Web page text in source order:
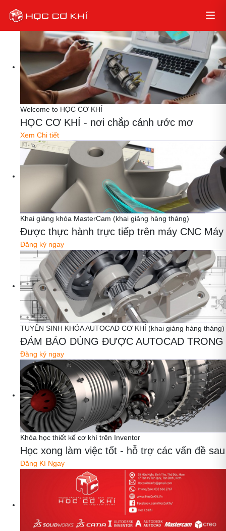
Welcome to HỌC CƠ KHÍ
HỌC CƠ KHÍ - nơi chắp cánh ước mơ
Xem Chi tiết
Khai giảng khóa MasterCam (khai giảng hàng tháng)
Được thực hành trực tiếp trên máy CNC
Đăng ký ngay
TUYỂN SINH KHÓA AUTOCAD CƠ KHÍ (khai giảng hàng tháng)
ĐẢM BẢO DÙNG ĐƯỢC AUTOCAD TRONG
Đăng ký ngay
Khóa học thiết kế cơ khí trên Inventor
Học xong làm việc tốt - hỗ trợ các vấn đề
Đăng Kí Ngay